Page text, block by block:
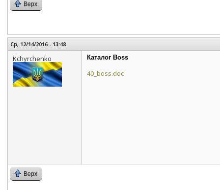
Верх
Ср, 12/14/2016 - 13:48
Kchyrchenko Каталог Boss
40_boss.doc
Верх